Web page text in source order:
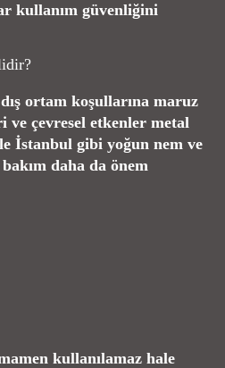
kullanım güvenliğini
ortam koşullarına maruz
ve çevresel etkenler metal
İstanbul gibi yoğun nem ve
daha da önem
kullanılamaz hale